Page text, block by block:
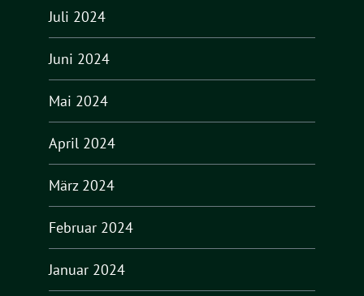
Juli 2024
Juni 2024
Mai 2024
April 2024
März 2024
Februar 2024
Januar 2024